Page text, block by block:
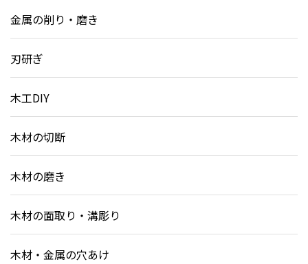
金属の削り・磨き
刃研ぎ
木工DIY
木材の切断
木材の磨き
木材の面取り・溝彫り
木材・金属の穴あけ